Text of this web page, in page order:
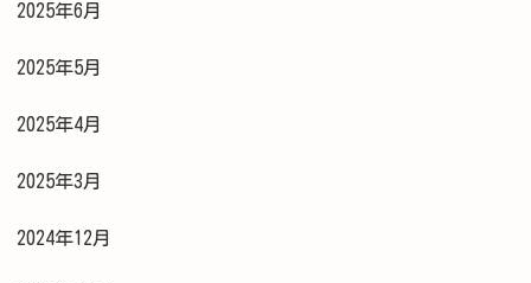
2025年6月
2025年5月
2025年4月
2025年3月
2024年12月